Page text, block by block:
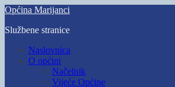
Skip
main
Općina Marijanci
Službene stranice
Toggle
mobile
Naslovnica
O općini
Načelnik
Vijeće Općine